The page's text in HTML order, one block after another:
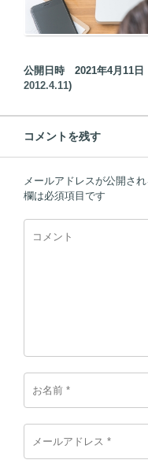
公開日時 2021年4月11日
2012.4.11)
コメントを残す
メールアドレスが公開さ
欄は必須項目です